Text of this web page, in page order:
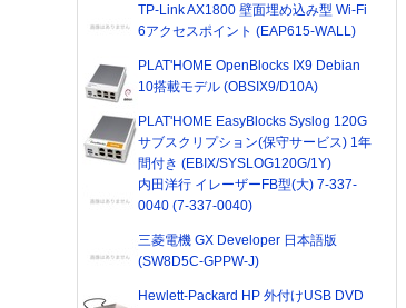
TP-Link AX1800 壁面埋め込み型 Wi-Fi
6アクセスポイント (EAP615-WALL)
PLAT'HOME OpenBlocks IX9 Debian
10搭載モデル (OBSIX9/D10A)
PLAT'HOME EasyBlocks Syslog 120G
サブスクリプション(保守サービス) 1年
間付き (EBIX/SYSLOG120G/1Y)
内田洋行 イレーザーFB型(大) 7-337-
0040 (7-337-0040)
三菱電機 GX Developer 日本語版
(SW8D5C-GPPW-J)
Hewlett-Packard HP 外付けUSB DVD